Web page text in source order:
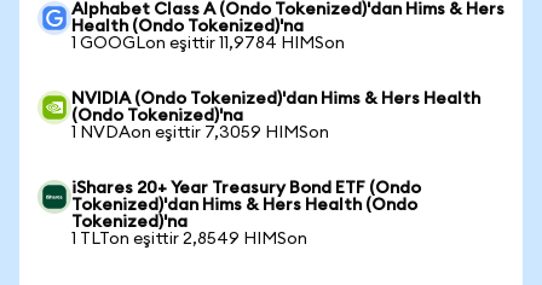
Alphabet Class A (Ondo Tokenized)'dan Hims & Hers
Health (Ondo Tokenized)'na
1 GOOGLon eşittir 11,9784 HIMSon
NVIDIA (Ondo Tokenized)'dan Hims & Hers Health
(Ondo Tokenized)'na
1 NVDAon eşittir 7,3059 HIMSon
iShares 20+ Year Treasury Bond ETF (Ondo
Tokenized)'dan Hims & Hers Health (Ondo
Tokenized)'na
1 TLTon eşittir 2,8549 HIMSon